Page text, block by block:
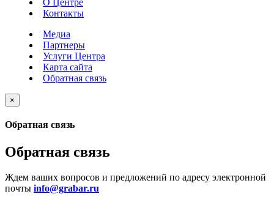
О Центре
Контакты
Медиа
Партнеры
Услуги Центра
Карта сайта
Обратная связь
×
Обратная связь
Обратная связь
Ждем ваших вопросов и предложений по адресу электронной
почты info@grabar.ru